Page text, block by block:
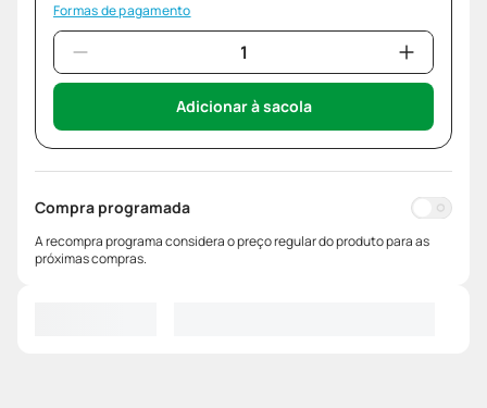
Formas de pagamento
Adicionar à sacola
Compra programada
A recompra programa considera o preço regular do produto para as
próximas compras.